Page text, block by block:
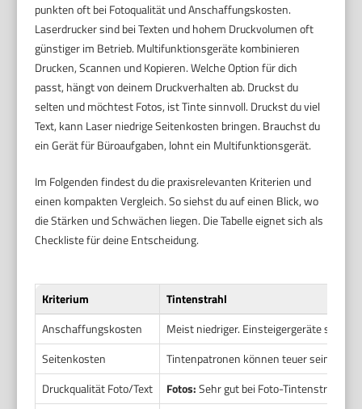
punkten oft bei Fotoqualität und Anschaffungskosten.
Laserdrucker sind bei Texten und hohem Druckvolumen oft
günstiger im Betrieb. Multifunktionsgeräte kombinieren
Drucken, Scannen und Kopieren. Welche Option für dich
passt, hängt von deinem Druckverhalten ab. Druckst du
selten und möchtest Fotos, ist Tinte sinnvoll. Druckst du viel
Text, kann Laser niedrige Seitenkosten bringen. Brauchst du
ein Gerät für Büroaufgaben, lohnt ein Multifunktionsgerät.
Im Folgenden findest du die praxisrelevanten Kriterien und
einen kompakten Vergleich. So siehst du auf einen Blick, wo
die Stärken und Schwächen liegen. Die Tabelle eignet sich als
Checkliste für deine Entscheidung.
Kriterium
Tintenstrahl
Anschaffungskosten
Meist niedriger. Einsteigergeräte sind
Seitenkosten
Tintenpatronen können teuer sein.
Druckqualität Foto/Text
Fotos:Sehr gut bei Foto-Tintenstrahlern